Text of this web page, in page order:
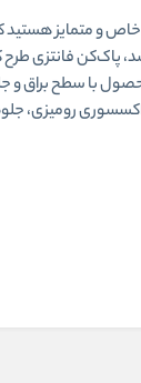
و متمایز هستید
با سطح براق و
رومیزی،